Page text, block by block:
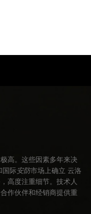
高。这些因素多年来决
国际安防市场上确立 云洛
高度注重细节。技术人
作伙伴和经销商提供重